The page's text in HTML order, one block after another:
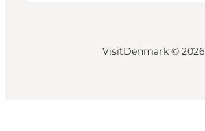
VisitDenmark © 2026